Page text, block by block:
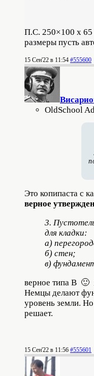
П.С. 250×100 х
размеры пусть
15 Сен'22 в 11:54 #555600
OldSchool
Это копипаста с
верное
3.
для кладки:
а)
б) стен;
в)
верное типа В 🙂
Немцы делают
уровень земли.
решает.
15 Сен'22 в 11:56 #555601